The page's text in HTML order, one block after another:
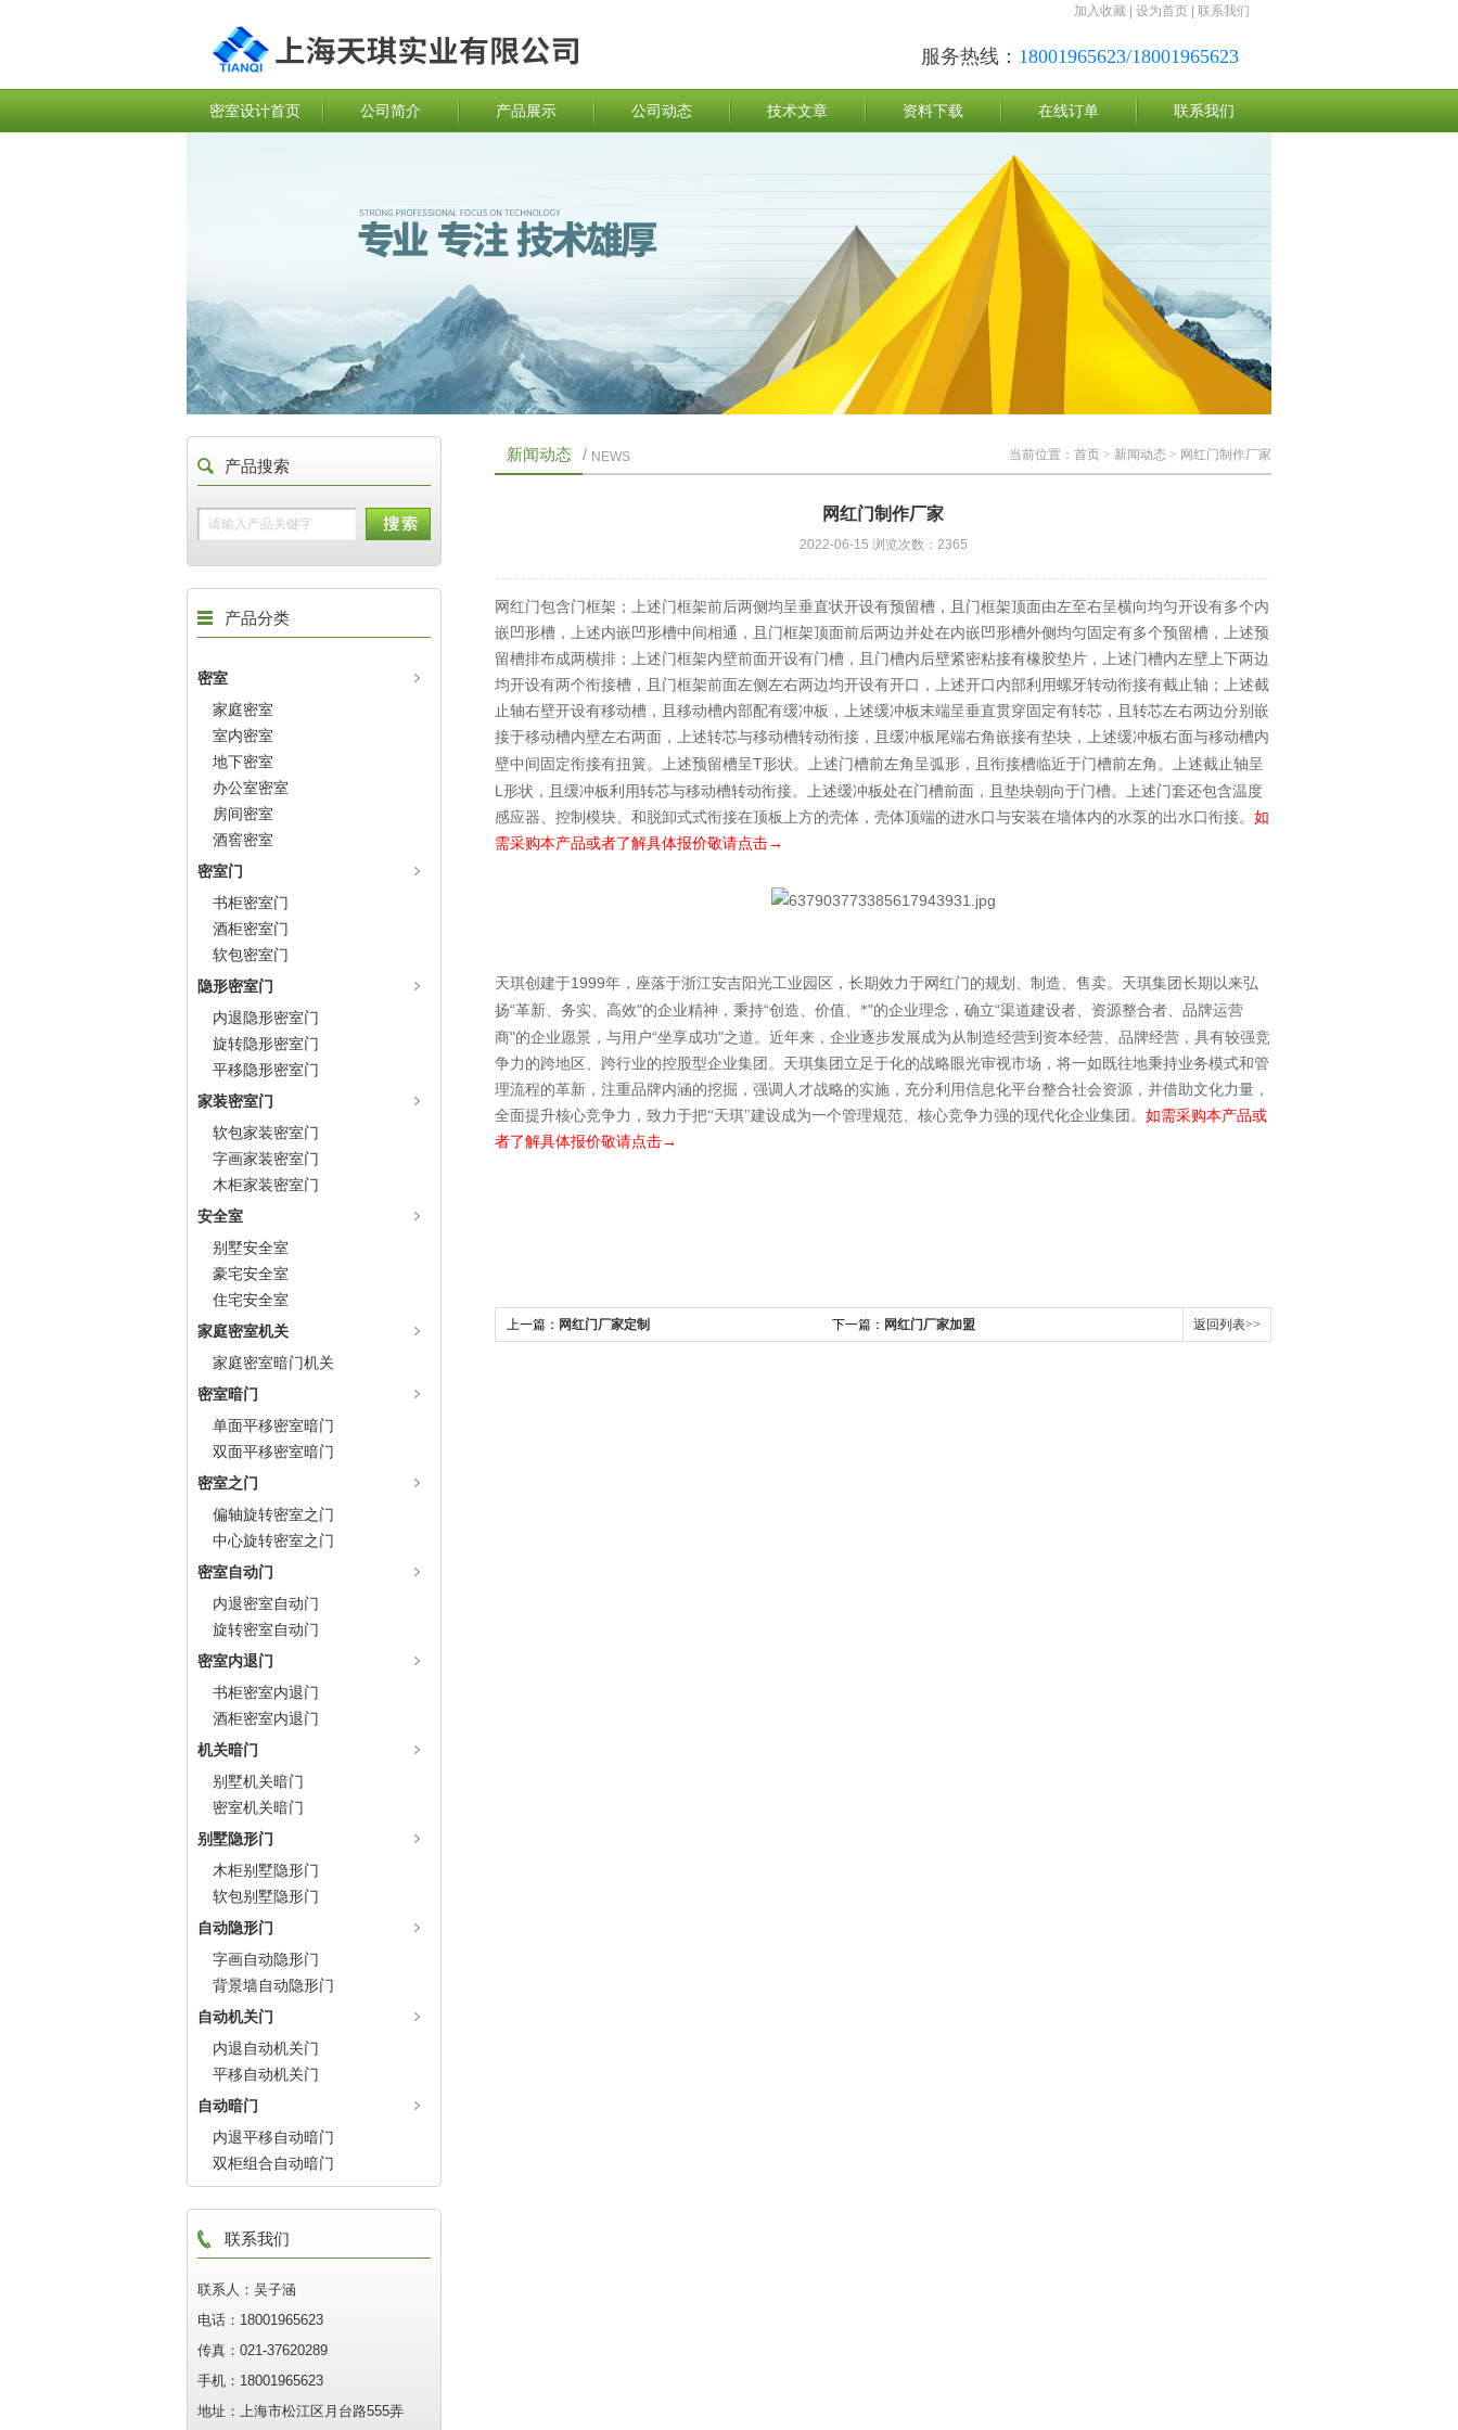
加入收藏 设为首页 联系我们
服务热线： 18001965623/18001965623
密室设计首页 公司简介 产品展示 公司动态 技术文章 资料下载 在线订单 联系我们
产品搜索
产品分类
密室
家庭密室
室内密室
地下密室
办公室密室
房间密室
酒窖密室
密室门
书柜密室门
酒柜密室门
软包密室门
隐形密室门
内退隐形密室门
旋转隐形密室门
平移隐形密室门
家装密室门
软包家装密室门
字画家装密室门
木柜家装密室门
安全室
别墅安全室
豪宅安全室
住宅安全室
家庭密室机关
家庭密室暗门机关
密室暗门
单面平移密室暗门
双面平移密室暗门
密室之门
偏轴旋转密室之门
中心旋转密室之门
密室自动门
内退密室自动门
旋转密室自动门
密室内退门
书柜密室内退门
酒柜密室内退门
机关暗门
别墅机关暗门
密室机关暗门
别墅隐形门
木柜别墅隐形门
软包别墅隐形门
自动隐形门
字画自动隐形门
背景墙自动隐形门
自动机关门
内退自动机关门
平移自动机关门
自动暗门
内退平移自动暗门
双柜组合自动暗门
联系我们
联系人：吴子涵
电话：18001965623
传真：021-37620289
手机：18001965623
地址：上海市松江区月台路555弄
新闻动态 / NEWS 当前位置： 首页 > 新闻动态 > 网红门制作厂家
网红门制作厂家
2022-06-15 浏览次数：2365
网红门包含门框架；上述门框架前后两侧均呈垂直状开设有预留槽，且门框架顶面由左至右呈横向均匀开设有多个内
嵌凹形槽，上述内嵌凹形槽中间相通，且门框架顶面前后两边并处在内嵌凹形槽外侧均匀固定有多个预留槽，上述预
留槽排布成两横排；上述门框架内壁前面开设有门槽，且门槽内后壁紧密粘接有橡胶垫片，上述门槽内左壁上下两边
均开设有两个衔接槽，且门框架前面左侧左右两边均开设有开口，上述开口内部利用螺牙转动衔接有截止轴；上述截
止轴右壁开设有移动槽，且移动槽内部配有缓冲板，上述缓冲板末端呈垂直贯穿固定有转芯，且转芯左右两边分别嵌
接于移动槽内壁左右两面，上述转芯与移动槽转动衔接，且缓冲板尾端右角嵌接有垫块，上述缓冲板右面与移动槽内
壁中间固定衔接有扭簧。上述预留槽呈T形状。上述门槽前左角呈弧形，且衔接槽临近于门槽前左角。上述截止轴呈
L 形状，且缓冲板利用转芯与移动槽转动衔接。上述缓冲板处在门槽前面，且垫块朝向于门槽。上述门套还包含温度
感应器、控制模块、和脱卸式式衔接在顶板上方的壳体，壳体顶端的进水口与安装在墙体内的水泵的出水口衔接。 如
需采购本产品或者了解具体报价敬请点击→
天琪创建于1999年，座落于浙江安吉阳光工业园区，长期效力于网红门的规划、制造、售卖。天琪集团长期以来弘
扬“革新、务实、高效"的企业精神，秉持“创造、价值、*"的企业理念，确立“渠道建设者、资源整合者、品牌运营
商"的企业愿景，与用户“坐享成功"之道。近年来，企业逐步发展成为从制造经营到资本经营、品牌经营，具有较强竞
争力的跨地区、跨行业的控股型企业集团。天琪集团立足于化的战略眼光审视市场，将一如既往地秉持业务模式和管
理流程的革新，注重品牌内涵的挖掘，强调人才战略的实施，充分利用信息化平台整合社会资源，并借助文化力量，
全面提升核心竞争力，致力于把“天琪"建设成为一个管理规范、核心竞争力强的现代化企业集团。 如需采购本产品或
者了解具体报价敬请点击→
上一篇： 网红门厂家定制 下一篇： 网红门厂家加盟 返回列表>>